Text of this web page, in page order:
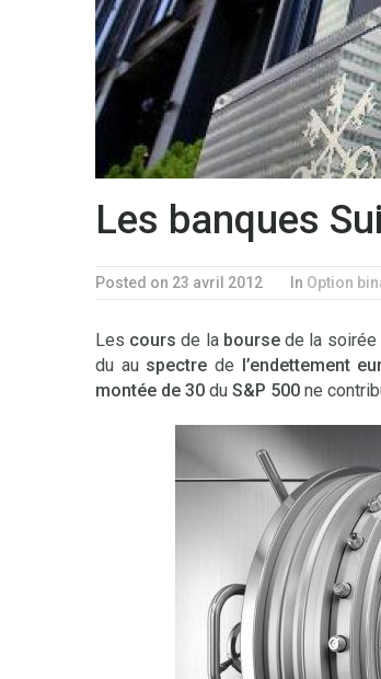
Les banques
Posted on 23 avril 2012 In Option
Les cours de la boursede la soirée
du au spectre de l’endettement
montée de 30 du S&P 500 ne